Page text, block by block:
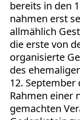
bereits in den
nahmen erst
allmählich
die erste von
organisierte
des
12. September
Rahmen einer
gemachten